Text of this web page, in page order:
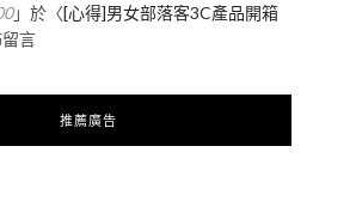
」於〈[心得]男女部落客3C產品開箱
言
推薦廣告